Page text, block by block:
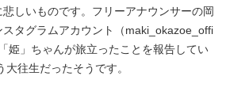
しいものです。フリーアナウンサーの岡
タグラムアカウント（maki_okazoe_offi
姫」ちゃんが旅立ったことを報告してい
往生だったそうです。